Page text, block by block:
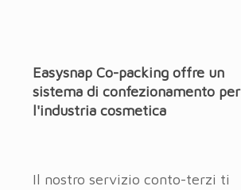
Easysnap Co-packing offre un
sistema di confezionamento per
l'industria cosmetica
Il nostro servizio conto-terzi ti